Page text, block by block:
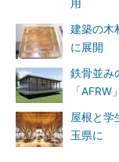
用
建築の木
に展開
鉄骨並み
「
屋根と学
玉県に